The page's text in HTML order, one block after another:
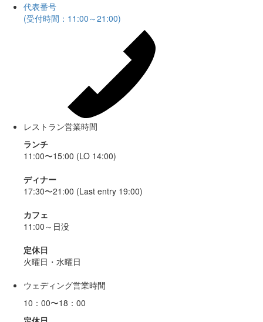
代表番号
(受付時間：11:00～21:00)
レストラン営業時間
ランチ
11:00〜15:00 (LO 14:00)
ディナー
17:30〜21:00 (Last entry 19:00)
カフェ
11:00～日没
定休日
火曜日・水曜日
ウェディング営業時間
10：00〜18：00